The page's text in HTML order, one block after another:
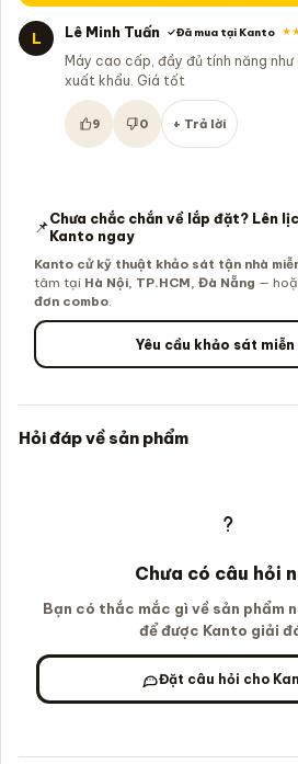
L Lê Minh Tuấn Đã mua tại Kanto
Máy cao cấp, đầy đủ tính năng như
xuất khẩu. Giá tốt
Hữu ích:
9 Không hữu ích:
0 + Trả lời
📌Chưa chắc chắn về lắp đặt? Lên
Kanto ngay
Kanto cử kỹ thuật khảo sát tận nhà
tâm tại Hà Nội, TP.HCM, Đà Nẵng —
đơn combo.
Yêu cầu khảo sát
Hỏi đáp về sản phẩm
Chưa có câu hỏi
Bạn có thắc mắc gì về sản phẩm
để được Kanto giải
Đặt câu hỏi cho